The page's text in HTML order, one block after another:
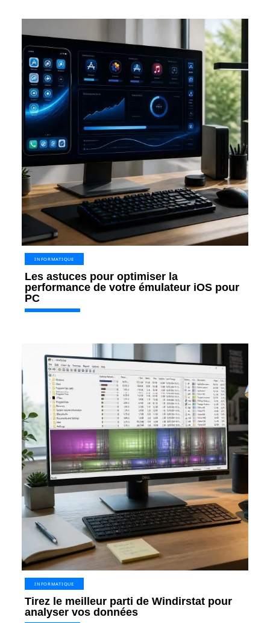
INFORMATIQUE
Les astuces pour optimiser la
performance de votre émulateur iOS pour
PC
INFORMATIQUE
Tirez le meilleur parti de Windirstat pour
analyser vos données